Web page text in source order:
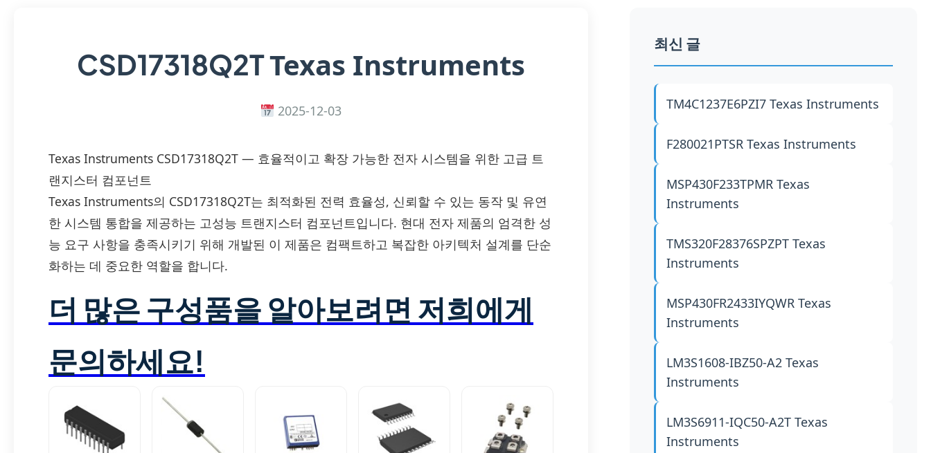
CSD17318Q2TTexas Instruments
2025-12-03
Texas Instruments CSD17318Q2T — 효율적이고 확장 가능한 전자 시스템을 위한 고급 트
랜지스터 컴포넌트
Texas Instruments의 CSD17318Q2T는 최적화된 전력 효율성, 신뢰할 수 있는 동작 및 유연
한 시스템 통합을 제공하는 고성능 트랜지스터 컴포넌트입니다. 현대 전자 제품의 엄격한 성
능 요구 사항을 충족시키기 위해 개발된 이 제품은 컴팩트하고 복잡한 아키텍처 설계를 단순
화하는 데 중요한 역할을 합니다.
더 많은 구성품을 알아보려면 저희에게
문의하세요!
최신 글
TM4C1237E6PZI7Texas Instruments
F280021PTSRTexas Instruments
MSP430F233TPMRTexas
Instruments
TMS320F28376SPZPTTexas
Instruments
MSP430FR2433IYQWRTexas
Instruments
LM3S1608-IBZ50-A2Texas
Instruments
LM3S6911-IQC50-A2TTexas
Instruments